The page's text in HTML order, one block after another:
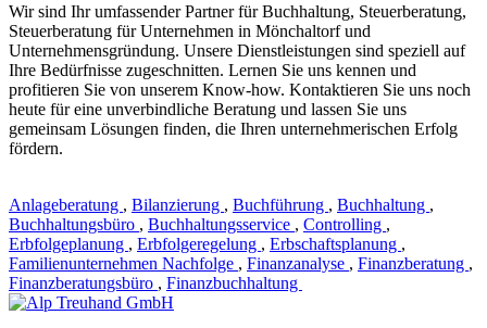
Wir sind Ihr umfassender Partner für Buchhaltung, Steuerberatung,
Steuerberatung für Unternehmen in Mönchaltorf und
Unternehmensgründung. Unsere Dienstleistungen sind speziell auf
Ihre Bedürfnisse zugeschnitten. Lernen Sie uns kennen und
profitieren Sie von unserem Know-how. Kontaktieren Sie uns noch
heute für eine unverbindliche Beratung und lassen Sie uns
gemeinsam Lösungen finden, die Ihren unternehmerischen Erfolg
fördern.
Anlageberatung , Bilanzierung , Buchführung , Buchhaltung ,
Buchhaltungsbüro , Buchhaltungsservice , Controlling ,
Erbfolgeplanung , Erbfolgeregelung , Erbschaftsplanung ,
Familienunternehmen Nachfolge , Finanzanalyse , Finanzberatung ,
Finanzberatungsbüro , Finanzbuchhaltung